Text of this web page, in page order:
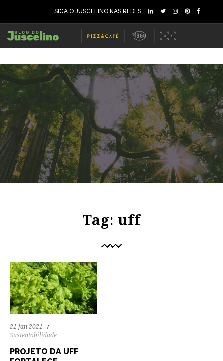
SIGA O JUSCELINO NAS REDES
Tag: uff
21 jan 2021
Sustentabilidade
PROJETO DA UFF